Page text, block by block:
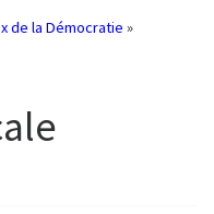
de la Démocratie »